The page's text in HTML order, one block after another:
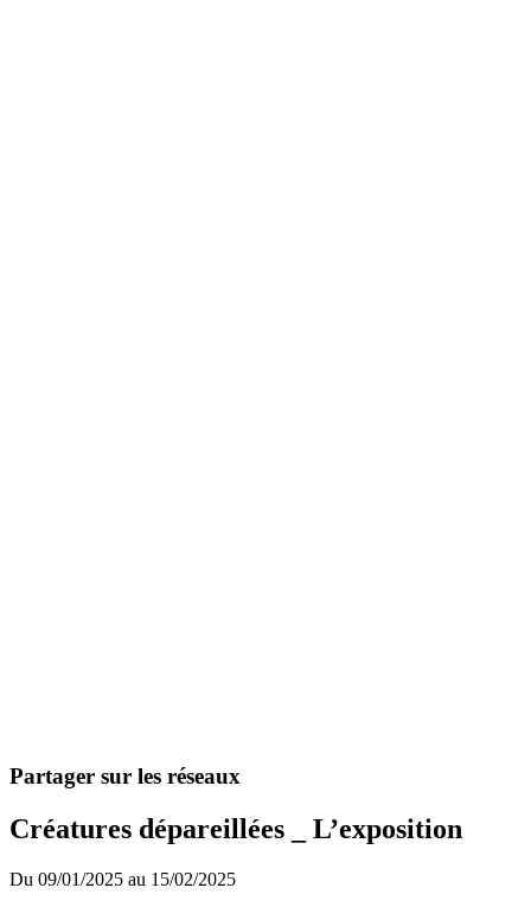
Partager sur les réseaux
Créatures dépareillées _ L’exposition
Du 09/01/2025 au 15/02/2025